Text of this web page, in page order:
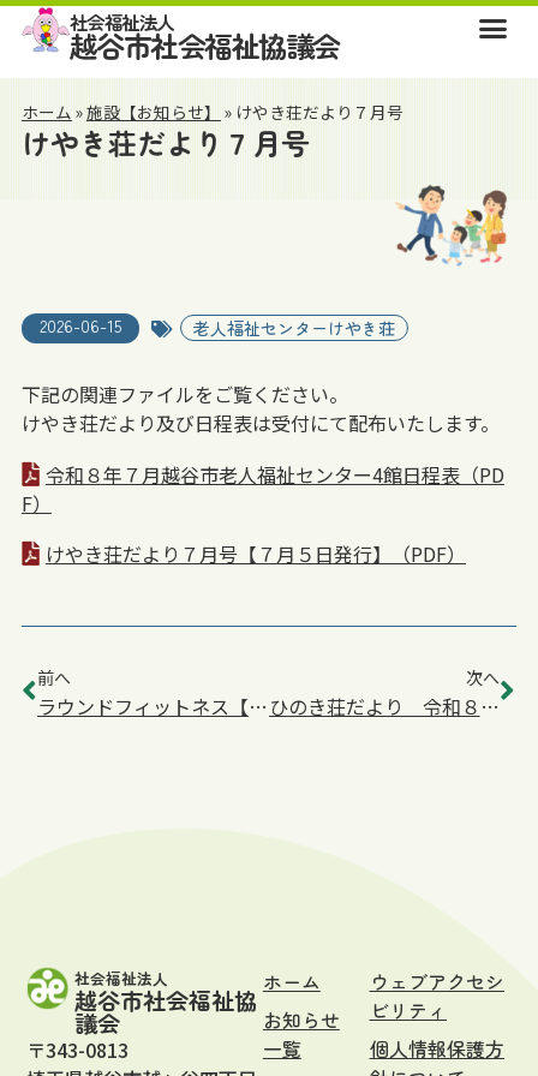
社会福祉法人
越谷市社会福祉協議会
ホーム »施設【お知らせ】 » けやき荘だより７月号
けやき荘だより７月号
2026-06-15 老人福祉センターけやき荘
下記の関連ファイルをご覧ください。
けやき荘だより及び日程表は受付にて配布いたします。
令和８年７月越谷市老人福祉センター4館日程表（PD
F）
けやき荘だより７月号【７月５日発行】（PDF）
前へ
ラウンドフィットネス【けやき荘】７月
次へ
ひのき荘だより 令和８年７月号
社会福祉法人
越谷市社会福祉協
議会
〒343-0813
ホーム
お知らせ
一覧
ウェブアクセシ
ビリティ
個人情報保護方